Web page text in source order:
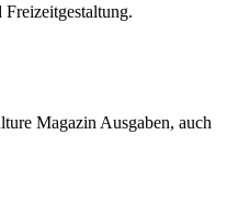
Magazin Ausgaben, auch